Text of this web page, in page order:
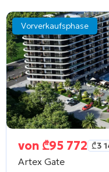
Vorverkaufsphase
von ₾95 772 ₾3
Artex Gate